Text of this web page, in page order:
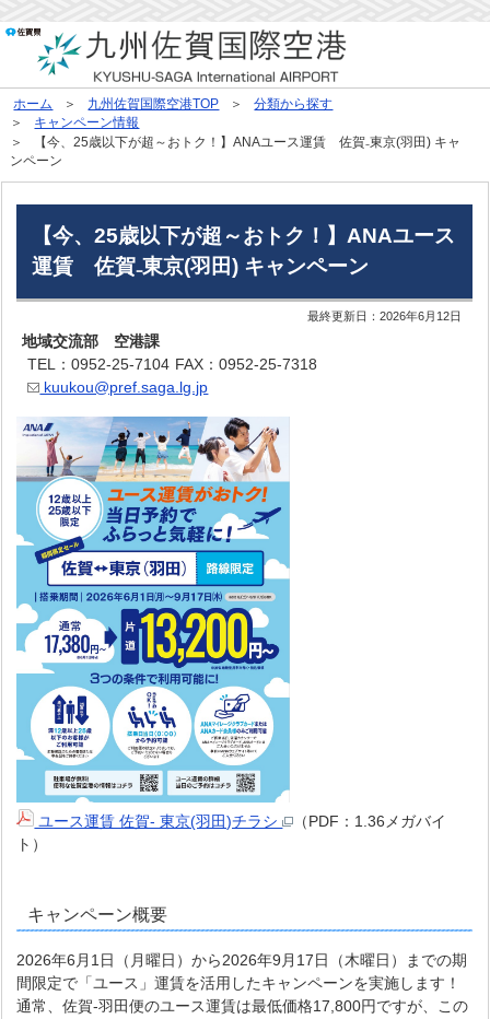
ホーム 九州佐賀国際空港TOP
分類から探す
キャンペーン情報
【今、25歳以下が超～おトク！】ANAユース運賃 佐賀₋東京(羽田) キャ
ンペーン
【今、25歳以下が超～おトク！】ANAユース
運賃 佐賀₋東京(羽田) キャンペーン
最終更新日：2026年6月12日
地域交流部 空港課
TEL：0952-25-7104 FAX：0952-25-7318
kuukou@pref.saga.lg.jp
ユース運賃 佐賀- 東京(羽田)チラシ
（PDF：1.36メガバイ
ト）
キャンペーン概要
2026年6月1日（月曜日）から2026年9月17日（木曜日）までの期
間限定で「ユース」運賃を活用したキャンペーンを実施します！
通常、佐賀-羽田便のユース運賃は最低価格17,800円ですが、この